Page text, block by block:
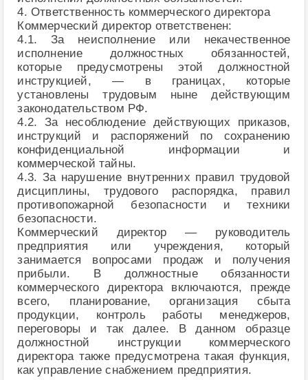
4. Ответственность коммерческого директора
Коммерческий директор ответственен:
4.1. За неисполнение или некачественное
исполнение должностных обязанностей,
которые предусмотрены этой должностной
инструкцией, — в границах, которые
установлены трудовым ныне действующим
законодательством РФ.
4.2. За несоблюдение действующих приказов,
инструкций и распоряжений по сохранению
конфиденциальной информации и
коммерческой тайны.
4.3. За нарушение внутренних правил трудовой
дисциплины, трудового распорядка, правил
противопожарной безопасности и техники
безопасности.
Коммерческий директор — руководитель
предприятия или учреждения, который
занимается вопросами продаж и получения
прибыли. В должностные обязанности
коммерческого директора включаются, прежде
всего, планирование, организация сбыта
продукции, контроль работы менеджеров,
переговоры и так далее. В данном образце
должностной инструкции коммерческого
директора также предусмотрена такая функция,
как управление снабжением предприятия.